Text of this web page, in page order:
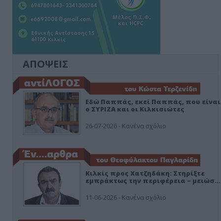
ΑΠΟΨΕΙΣ
Εδώ Παππάς, εκεί Παππάς, που είναι
ο ΣΥΡΙΖΑ και οι Κιλκισιώτες
26-07-2026 - Κανένα σχόλιο
Κιλκίς προς Χατζηδάκη: Στηρίξτε
εμπράκτως την περιφέρεια – μειώσ…
11-06-2026 - Κανένα σχόλιο